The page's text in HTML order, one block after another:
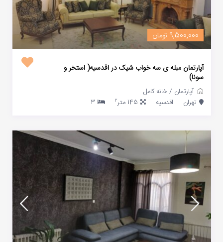
9,500,000 تومان
آپارتمان مبله ی سه خواب شیک در اقدسیه( استخر و
سونا)
آپارتمان /خانه کامل
تهران
اقدسیه 145 متر 2
3